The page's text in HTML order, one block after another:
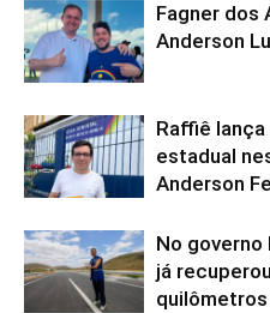
Fagner dos
Anderson
Raffiê
estadual
Anderson
No governo
já